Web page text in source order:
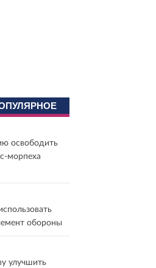
освободить
морпеха
обороны
улучшить